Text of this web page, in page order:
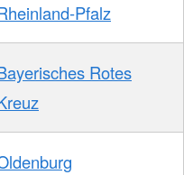
Pfalz
Rotes